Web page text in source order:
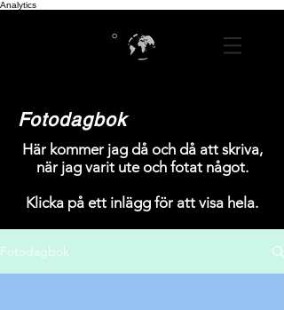
Analytics
Fotodagbok
Här kommer jag då och då att skriva,
när jag varit ute och fotat något.
Klicka på ett inlägg för att visa hela.
Fotodagbok